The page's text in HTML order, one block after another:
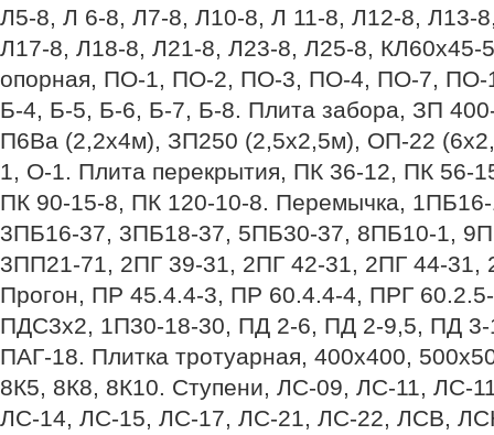
Л5-8, Л 6-8, Л7-8, Л10-8, Л 11-8, Л12-8, Л13-
Л17-8, Л18-8, Л21-8, Л23-8, Л25-8, КЛ60х45-
опорная, ПО-1, ПО-2, ПО-3, ПО-4, ПО-7, ПО-
Б-4, Б-5, Б-6, Б-7, Б-8. Плита забора, ЗП
П6Ва (2,2х4м), ЗП250 (2,5х2,5м), ОП-22
1, О-1. Плита перекрытия, ПК 36-12, ПК 56-
ПК 90-15-8, ПК 120-10-8. Перемычка,
3ПБ16-37, 3ПБ18-37, 5ПБ30-37, 8ПБ10-1,
3ПП21-71, 2ПГ 39-31, 2ПГ 42-31, 2ПГ 44-31,
Прогон, ПР 45.4.4-3, ПР 60.4.4-4, ПРГ
ПДС3х2, 1П30-18-30, ПД 2-6, ПД 2-9,5, ПД
ПАГ-18. Плитка тротуарная, 400х400,
8К5, 8К8, 8К10. Ступени, ЛС-09, ЛС-11, ЛС-
ЛС-14, ЛС-15, ЛС-17, ЛС-21, ЛС-22, ЛСВ,